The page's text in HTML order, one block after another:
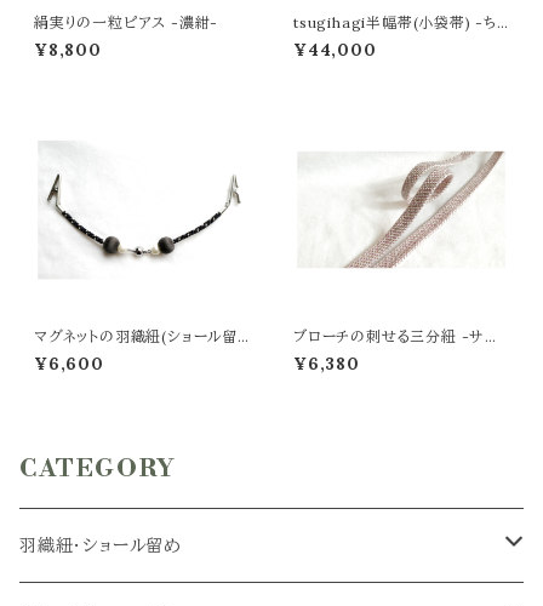
絹実りの一粒ピアス -濃紺-
¥8,800
tsugihagi半幅帯(小袋帯) -ちょ
うちょ×navy blue -
¥44,000
マグネットの羽織紐(ショール留
め) -炭黒色-
¥6,600
ブローチの刺せる三分紐 -サク
ラピンク-
¥6,380
CATEGORY
羽織紐・ショール留め